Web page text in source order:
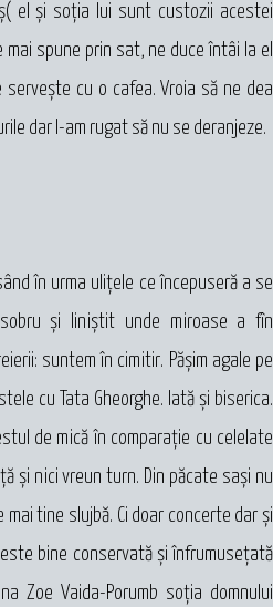
el şi soţia lui sunt custozii acestei
mai spune prin sat, ne duce întâi la el
cu o cafea. Vroia să ne dea
dar l-am rugat să nu se deranjeze.
în urma uliţele ce începuseră a se
şi liniştit unde miroase a fîn
suntem în cimitir. Păşim agale pe
cu Tata Gheorghe. Iată şi biserica.
de mică în comparaţie cu celelate
şi nici vreun turn. Din păcate saşi nu
tine slujbă. Ci doar concerte dar şi
bine conservată şi înfrumuseţată
Zoe Vaida-Porumb soţia domnului